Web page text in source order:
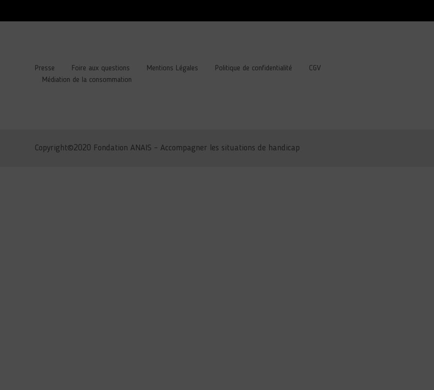
Presse Foire aux questions Mentions Légales Politique de confidentialité
CGV
Médiation de la consommation
Copyright©2020 Fondation ANAIS – Accompagner les situations de handicap